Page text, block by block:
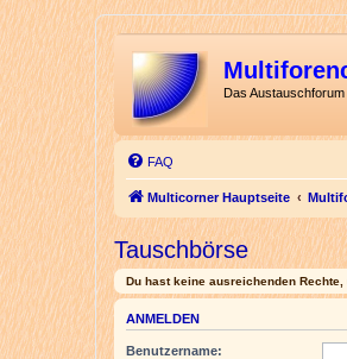
Das
FAQ
Multicorner Hauptseite
Tauschbörse
Du hast keine ausreichenden
ANMELDEN
Benutzername: